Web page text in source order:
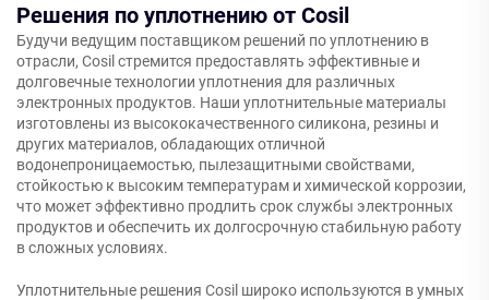
Решения по уплотнению от Cosil
Будучи ведущим поставщиком решений по уплотнению в
отрасли, Cosil стремится предоставлять эффективные и
долговечные технологии уплотнения для различных
электронных продуктов. Наши уплотнительные материалы
изготовлены из высококачественного силикона, резины и
других материалов, обладающих отличной
водонепроницаемостью, пылезащитными свойствами,
стойкостью к высоким температурам и химической коррозии,
что может эффективно продлить срок службы электронных
продуктов и обеспечить их долгосрочную стабильную работу
в сложных условиях.
Уплотнительные решения Cosil широко используются в умных